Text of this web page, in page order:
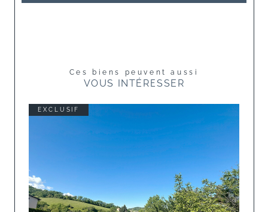
Ces biens peuvent aussi
VOUS INTÉRESSER
EXCLUSIF